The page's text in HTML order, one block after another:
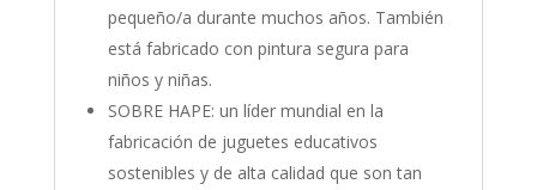
pequeño/a durante muchos años. También
está fabricado con pintura segura para
niños y niñas.
SOBRE HAPE: un líder mundial en la
fabricación de juguetes educativos
sostenibles y de alta calidad que son tan